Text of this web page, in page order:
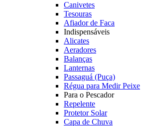
Canivetes
Tesouras
Afiador de Faca
Indispensáveis
Alicates
Aeradores
Balanças
Lanternas
Passaguá (Puça)
Régua para Medir Peixe
Para o Pescador
Repelente
Protetor Solar
Capa de Chuva